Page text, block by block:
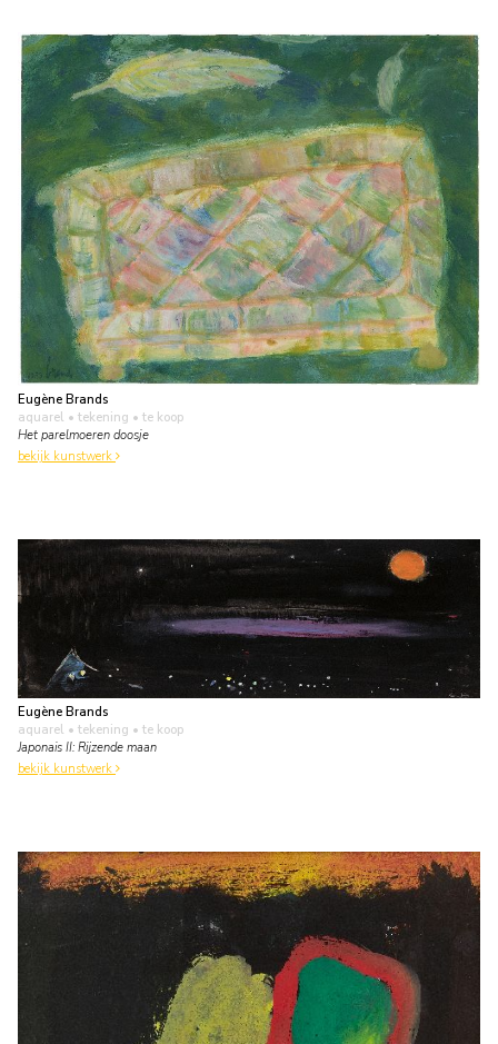
Eugène Brands
aquarel • tekening • te koop
Het parelmoeren doosje
bekijk kunstwerk
Eugène Brands
aquarel • tekening • te koop
Japonais II: Rijzende maan
bekijk kunstwerk